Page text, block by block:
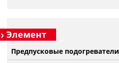
Элемент
Предпусковые подогреватели